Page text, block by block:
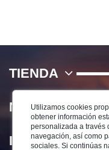
TIENDA
NOSOTROS
INFORMACIÓN
Utilizamos cookies
obtener información
personalizada a través
navegación, así como
sociales. Si continúas